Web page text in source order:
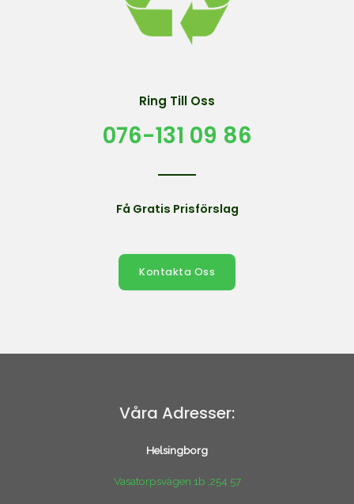
Ring Till Oss
076-131 09 86
Få Gratis Prisförslag
Kontakta Oss
Våra Adresser:
Helsingborg
Vasatorpsvägen 1b ,254 57